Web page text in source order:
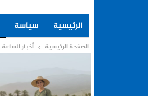
الرئيسية سياسة
الصفحة الرئيسية أخبار الساعة